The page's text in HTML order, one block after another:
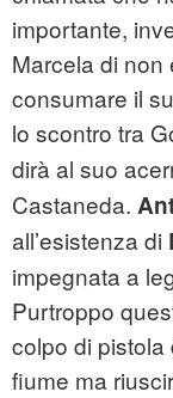
importante,
Marcela di non
consumare il
lo scontro tra
dirà al suo
Castaneda.
all’esistenza di
impegnata a
Purtroppo
colpo di
fiume ma